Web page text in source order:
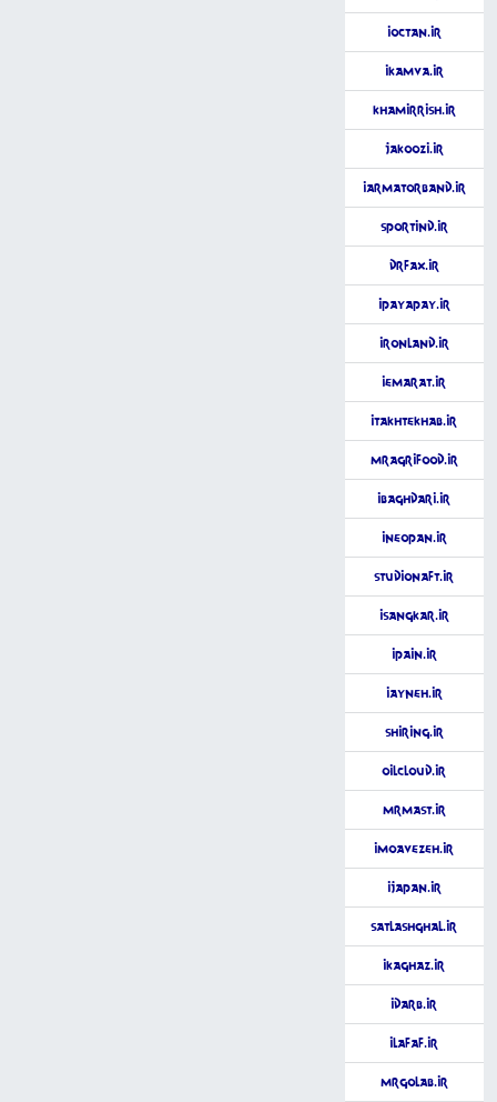
iOctan.ir
iKamva.ir
khamirrish.ir
Jakoozi.ir
iArmatorband.ir
Sportind.ir
DrFax.ir
iPayaPay.ir
ironLand.ir
iEmarat.ir
iTakhtekhab.ir
MrAgrifood.ir
iBaghdari.ir
iNeopan.ir
StudioNaft.ir
iSangkar.ir
iPain.ir
iAyneh.ir
Shiring.ir
OilCloud.ir
MrMast.ir
iMoavezeh.ir
iJapan.ir
SatlAshghal.ir
iKaghaz.ir
iDarb.ir
iLafaf.ir
MrGolab.ir